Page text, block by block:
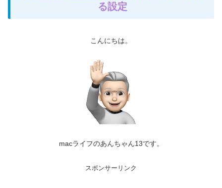
る設定
こんにちは。
macライフのあんちゃん13です。
スポンサーリンク